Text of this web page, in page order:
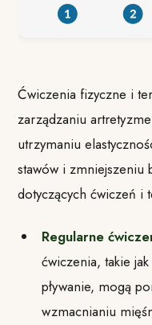
Ćwiczenia fizyczne i
zarządzaniu
utrzymaniu
stawów i zmniejszeniu
dotyczących ćwiczeń i
Regularne
ćwiczenia, takie
pływanie, mogą
wzmacnianiu